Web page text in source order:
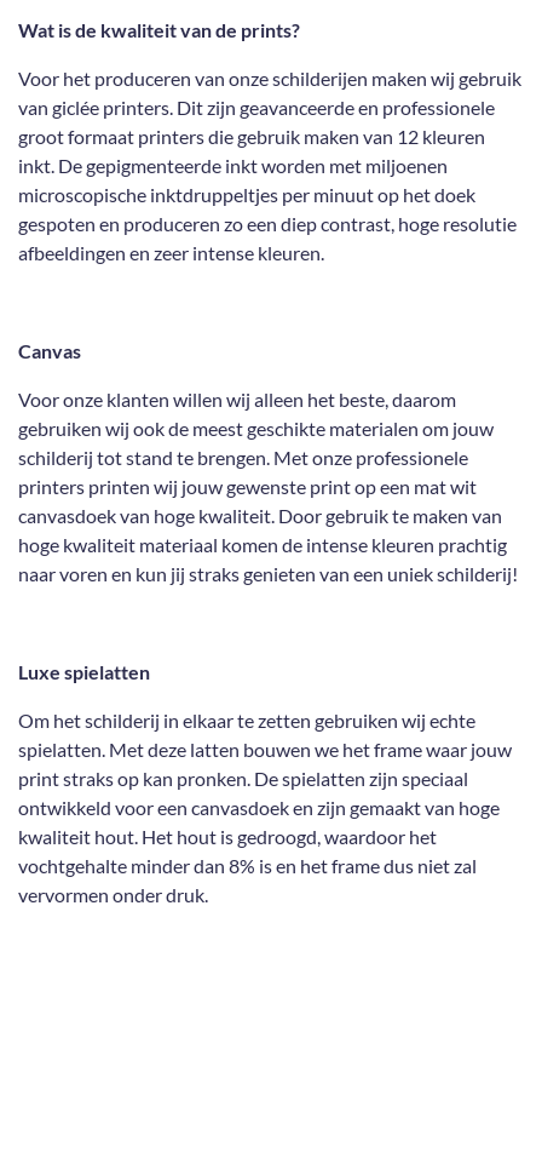
Wat is de kwaliteit van de prints?
Voor het produceren van onze schilderijen maken wij gebruik
van giclée printers. Dit zijn geavanceerde en professionele
groot formaat printers die gebruik maken van 12 kleuren
inkt. De gepigmenteerde inkt worden met miljoenen
microscopische inktdruppeltjes per minuut op het doek
gespoten en produceren zo een diep contrast, hoge resolutie
afbeeldingen en zeer intense kleuren.
Canvas
Voor onze klanten willen wij alleen het beste, daarom
gebruiken wij ook de meest geschikte materialen om jouw
schilderij tot stand te brengen. Met onze professionele
printers printen wij jouw gewenste print op een mat wit
canvasdoek van hoge kwaliteit. Door gebruik te maken van
hoge kwaliteit materiaal komen de intense kleuren prachtig
naar voren en kun jij straks genieten van een uniek schilderij!
Luxe spielatten
Om het schilderij in elkaar te zetten gebruiken wij echte
spielatten. Met deze latten bouwen we het frame waar jouw
print straks op kan pronken. De spielatten zijn speciaal
ontwikkeld voor een canvasdoek en zijn gemaakt van hoge
kwaliteit hout. Het hout is gedroogd, waardoor het
vochtgehalte minder dan 8% is en het frame dus niet zal
vervormen onder druk.